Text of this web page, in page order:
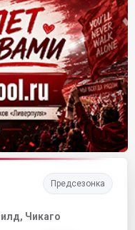
Предсезонка
Чикаго